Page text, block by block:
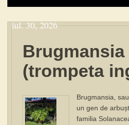
iul. 30, 2026
Brugmansia
(trompeta
Brugmansia,
un gen de
familia